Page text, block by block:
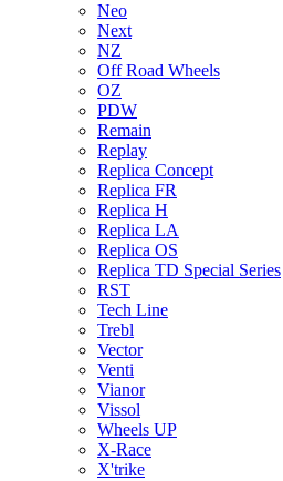
Neo
Next
NZ
Off Road Wheels
OZ
PDW
Remain
Replay
Replica Concept
Replica FR
Replica H
Replica LA
Replica OS
Replica TD Special Series
RST
Tech Line
Trebl
Vector
Venti
Vianor
Vissol
Wheels UP
X-Race
X'trike